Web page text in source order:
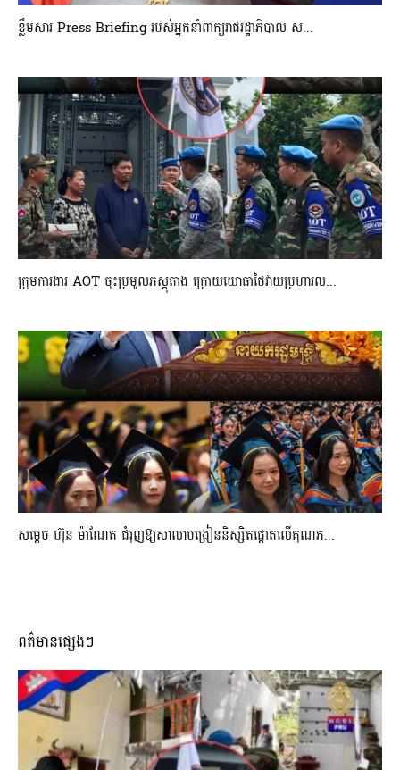
ខ្លឹមសារ Press Briefing របស់អ្នកនាំពាក្យរាជរដ្ឋាភិបាល ស...
ក្រុមការងារ AOT ចុះប្រមូលភស្តុតាង ក្រោយយោធាថៃវាយប្រហារល...
សម្តេច ហ៊ុន ម៉ាណែត ជំរុញឱ្យសាលាបង្រៀននិស្សិតផ្តោតលើគុណភ...
ពត៌មានផ្សេងៗ